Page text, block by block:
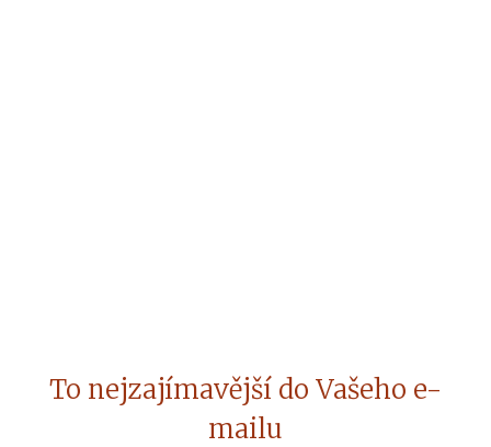
To nejzajímavější do Vašeho e-
mailu